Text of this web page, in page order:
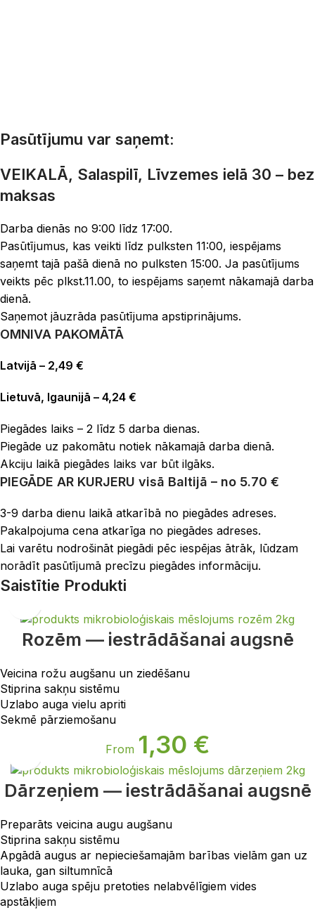
Pasūtījumu var saņemt:
VEIKALĀ, Salaspilī, Līvzemes ielā 30 – bez
maksas
Darba dienās no 9:00 līdz 17:00.
Pasūtījumus, kas veikti līdz pulksten 11:00, iespējams
saņemt tajā pašā dienā no pulksten 15:00. Ja pasūtījums
veikts pēc plkst.11.00, to iespējams saņemt nākamajā darba
dienā.
Saņemot jāuzrāda pasūtījuma apstiprinājums.
OMNIVA PAKOMĀTĀ
Latvijā – 2,49 €
Lietuvā, Igaunijā – 4,24 €
Piegādes laiks – 2 līdz 5 darba dienas.
Piegāde uz pakomātu notiek nākamajā darba dienā.
Akciju laikā piegādes laiks var būt ilgāks.
PIEGĀDE AR KURJERU visā Baltijā – no 5.70 €
3-9 darba dienu laikā atkarībā no piegādes adreses.
Pakalpojuma cena atkarīga no piegādes adreses.
Lai varētu nodrošināt piegādi pēc iespējas ātrāk, lūdzam
norādīt pasūtījumā precīzu piegādes informāciju.
Saistītie Produkti
Rozēm — iestrādāšanai augsnē
Veicina rožu augšanu un ziedēšanu
Stiprina sakņu sistēmu
Uzlabo auga vielu apriti
Sekmē pārziemošanu
From 1,30 €
Dārzeņiem — iestrādāšanai augsnē
Preparāts veicina augu augšanu
Stiprina sakņu sistēmu
Apgādā augus ar nepieciešamajām barības vielām gan uz
lauka, gan siltumnīcā
Uzlabo auga spēju pretoties nelabvēlīgiem vides
apstākļiem